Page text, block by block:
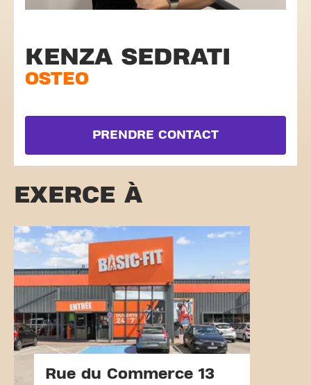
KENZA SEDRATI
OSTEO
PRENDRE CONTACT
EXERCE À
Rue du Commerce 13